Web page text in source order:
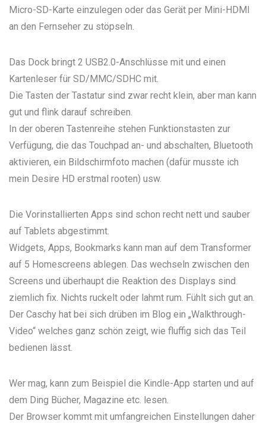
Micro-SD-Karte einzulegen oder das Gerät per Mini-HDMI
an den Fernseher zu stöpseln.
Das Dock bringt 2 USB2.0-Anschlüsse mit und einen
Kartenleser für SD/MMC/SDHC mit.
Die Tasten der Tastatur sind zwar recht klein, aber man kann
gut und flink darauf schreiben.
In der oberen Tastenreihe stehen Funktionstasten zur
Verfügung, die das Touchpad an- und abschalten, Bluetooth
aktivieren, ein Bildschirmfoto machen (dafür musste ich
mein Desire HD erstmal rooten) usw.
Die Vorinstallierten Apps sind schon recht nett und sauber
auf Tablets abgestimmt.
Widgets, Apps, Bookmarks kann man auf dem Transformer
auf 5 Homescreens ablegen. Das wechseln zwischen den
Screens und überhaupt die Reaktion des Displays sind
ziemlich fix. Nichts ruckelt oder lahmt rum. Fühlt sich gut an.
Der Caschy hat bei sich drüben im Blog ein „Walkthrough-
Video“ welches ganz schön zeigt, wie fluffig sich das Teil
bedienen lässt.
Wer mag, kann zum Beispiel die Kindle-App starten und auf
dem Ding Bücher, Magazine etc. lesen.
Der Browser kommt mit umfangreichen Einstellungen daher